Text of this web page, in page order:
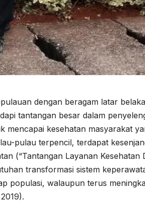
dengan beragam latar
tantangan besar dalam
mencapai kesehatan masyarakat
pulau terpencil, terdapat
(“Tantangan Layanan Kesehatan
transformasi sistem
populasi, walaupun terus